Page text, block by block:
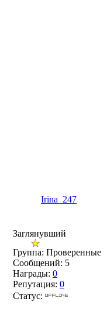
Irina_247
Заглянувший
Группа: Проверенные
Сообщений: 5
Награды: 0
Репутация: 0
Статус: